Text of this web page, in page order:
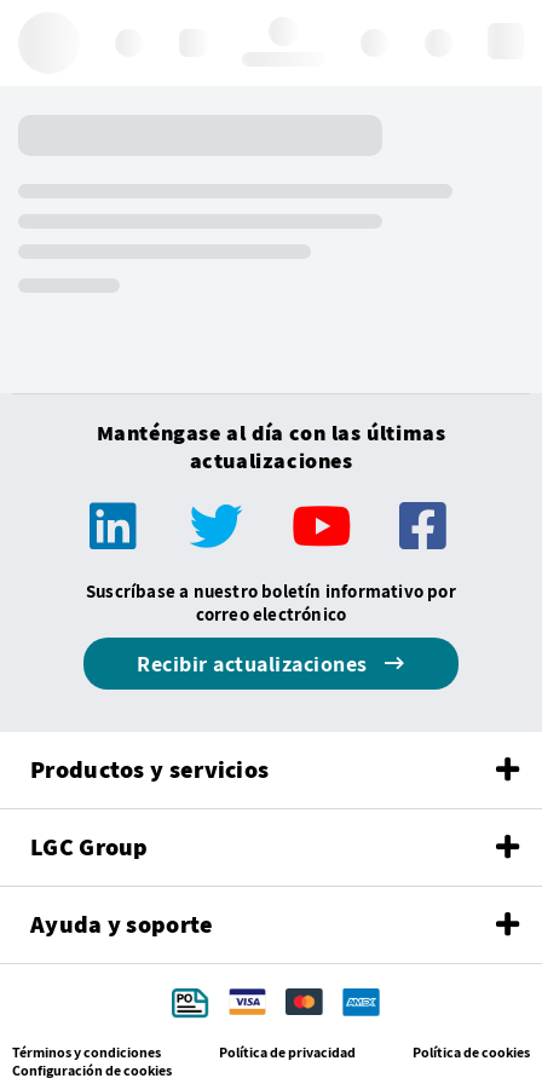
Manténgase al día con las últimas
actualizaciones
Suscríbase a nuestro boletín informativo por
correo electrónico
Recibir actualizaciones
Productos y servicios
LGC Group
Ayuda y soporte
Términos y condiciones Política de privacidad
Política de cookies
Configuración de cookies